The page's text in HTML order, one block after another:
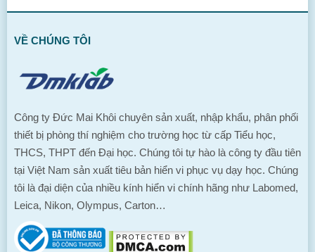
VỀ CHÚNG TÔI
Công ty Đức Mai Khôi chuyên sản xuất, nhập khẩu, phân phối
thiết bị phòng thí nghiệm cho trường học từ cấp Tiểu học,
THCS, THPT đến Đại học. Chúng tôi tự hào là công ty đầu tiên
tại Việt Nam sản xuất tiêu bản hiển vi phục vụ dạy học. Chúng
tôi là đại diện của nhiều kính hiển vi chính hãng như Labomed,
Leica, Nikon, Olympus, Carton…